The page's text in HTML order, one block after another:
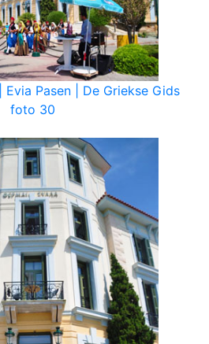
Evia Pasen | De Griekse Gids
foto 30